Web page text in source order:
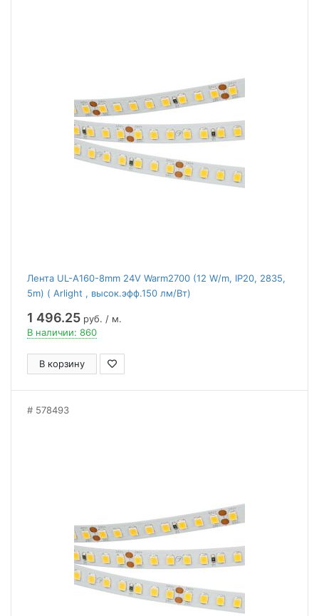
Лента UL-A160-8mm 24V Warm2700 (12 W/m, IP20, 2835,
5m) ( Arlight , высок.эфф.150 лм/Вт)
1 496.25 руб. / м.
В наличии: 860
В корзину
578493